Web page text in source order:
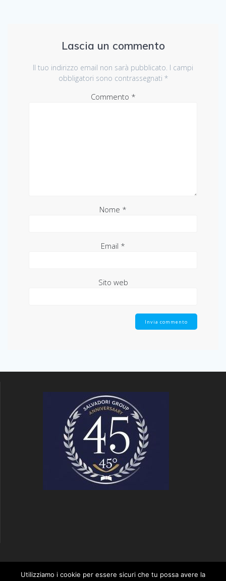
Lascia un commento
Il tuo indirizzo email non sarà pubblicato. I campi
obbligatori sono contrassegnati *
Commento *
Nome *
Email *
Sito web
S2 SALVADORI GROUP
Utilizziamo i cookie per essere sicuri che tu possa avere la